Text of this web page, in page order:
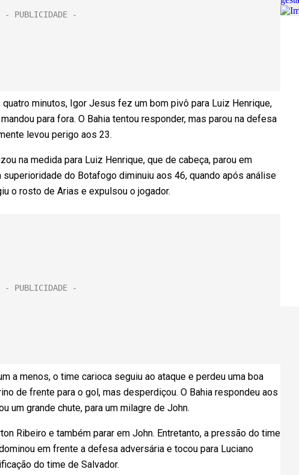
quatro minutos, Igor Jesus fez um bom pivô para Luiz Henrique,
para fora. O Bahia tentou responder, mas parou na defesa
levou perigo aos 23.
na medida para Luiz Henrique, que de cabeça, parou em
do Botafogo diminuiu aos 46, quando após análise
o rosto de Arias e expulsou o jogador.
a menos, o time carioca seguiu ao ataque e perdeu uma boa
de frente para o gol, mas desperdiçou. O Bahia respondeu aos
um grande chute, para um milagre de John.
Ribeiro e também parar em John. Entretanto, a pressão do time
em frente a defesa adversária e tocou para Luciano
do time de Salvador.